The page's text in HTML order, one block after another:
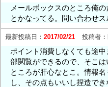
メールボックスのところ俺
とかなってる。問い合わせス
最新投稿日： 2017/02/21 投稿者：
ポイント消費しなくても途
部閲覧ができるので、そこ
ところが肝心なとこ。情報
し、その点もいいし捏造で